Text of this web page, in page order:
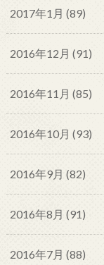
2017年1月 (89)
2016年12月 (91)
2016年11月 (85)
2016年10月 (93)
2016年9月 (82)
2016年8月 (91)
2016年7月 (88)